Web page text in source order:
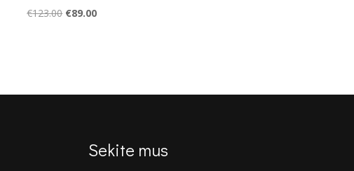
€123.00 Original
€89.00Current
Sekite mus